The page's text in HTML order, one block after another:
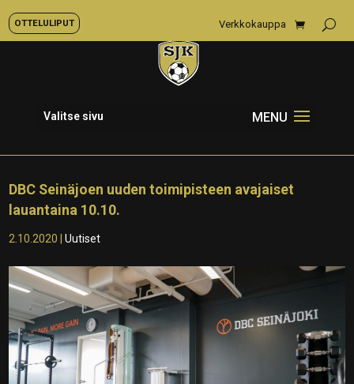
OTTELULIPUT Verkkokauppa
Valitse sivu
DBC Seinäjoen uuden toimipisteen avajaiset
lauantaina 10.10.
2.10.2020 |Uutiset